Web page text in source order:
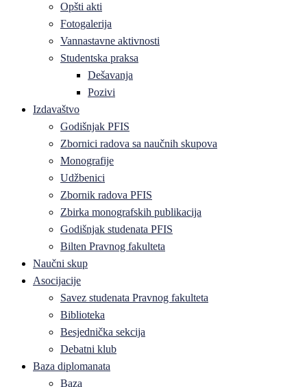
Opšti akti
Fotogalerija
Vannastavne aktivnosti
Studentska praksa
Dešavanja
Pozivi
Izdavaštvo
Godišnjak PFIS
Zbornici radova sa naučnih skupova
Monografije
Udžbenici
Zbornik radova PFIS
Zbirka monografskih publikacija
Godišnjak studenata PFIS
Bilten Pravnog fakulteta
Naučni skup
Asocijacije
Savez studenata Pravnog fakulteta
Biblioteka
Besjednička sekcija
Debatni klub
Baza diplomanata
Baza